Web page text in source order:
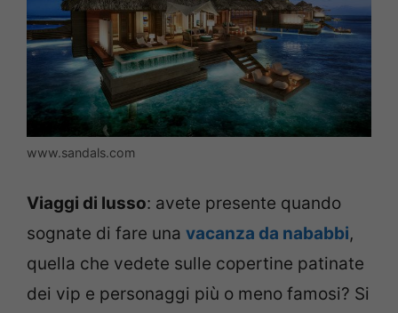
www.sandals.com
Viaggi di lusso: avete presente quando
sognate di fare una vacanza da nababbi,
quella che vedete sulle copertine patinate
dei vip e personaggi più o meno famosi? Si